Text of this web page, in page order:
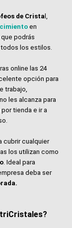
de Cristal,
en
podrás
los estilos.
online las 24
opción para
trabajo,
les alcanza para
tienda e ir a
cubrir cualquier
los utilizan como
. Ideal para
deba ser